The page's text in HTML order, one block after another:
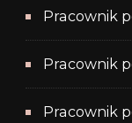
Pracownik
Pracownik
Pracownik